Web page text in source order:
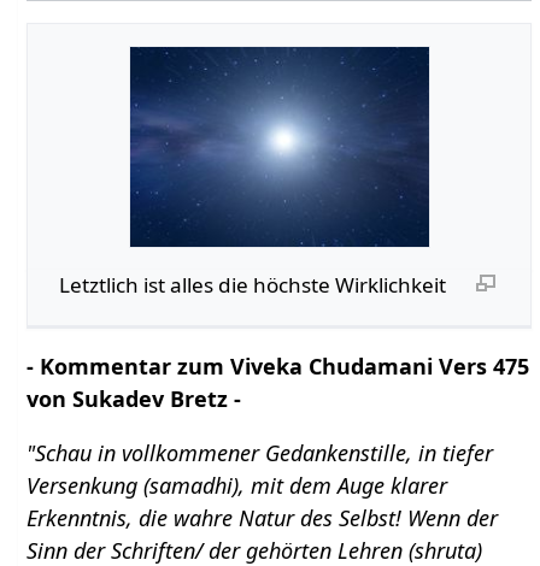
Letztlich ist alles die höchste Wirklichkeit
- Kommentar zum Viveka Chudamani Vers 475
von Sukadev Bretz -
"Schau in vollkommener Gedankenstille, in tiefer
Versenkung (samadhi), mit dem Auge klarer
Erkenntnis, die wahre Natur des Selbst! Wenn der
Sinn der Schriften/ der gehörten Lehren (shruta)